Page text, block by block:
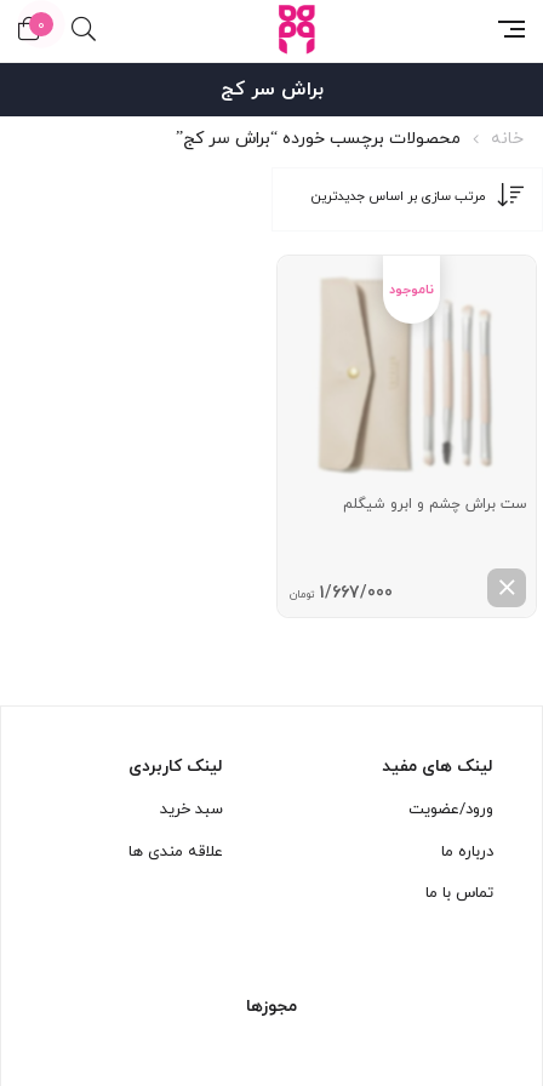
0
براش سر کج
خانه محصولات برچسب خورده “براش سر کج”
ست براش چشم و ابرو شیگلم
1/667/000 تومان
لینک های مفید
ورود/عضویت
درباره ما
تماس با ما
لینک کاربردی
سبد خرید
علاقه مندی ها
مجوزها